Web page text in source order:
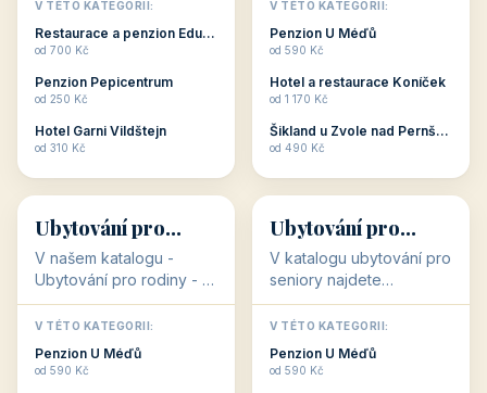
dovolenou přímo
souvisejí. Aktivní
odpočinek jso...
V TÉTO KATEGORII:
Restaurace a penzion Eduard
od 700 Kč
Penzion Pepicentrum
od 250 Kč
Hotel Garni Vildštejn
od 310 Kč
cenově dostupné
ubytování v ČR. Budete
c...
V TÉTO KATEGORII:
Penzion U Méďů
od 590 Kč
Hotel a restaurace Koníček
od 1 170 Kč
Šikland u Zvole nad Pernštejnem
od 490 Kč
👨‍👩‍👧‍👦
👨‍👩‍👧‍👦
34 objektů
Ubytování pro
rodiny
V našem katalogu -
Ubytování pro rodiny -
jsou pro Vás připraveny
objekty, které svojí
polohou či vybaveností,
nabízí klidné ubytování
V TÉTO KATEGORII:
Penzion U Méďů
od 590 Kč
🧓
🧓
33 objektů
Ubytování pro
seniory
V katalogu ubytování pro
seniory najdete
penziony a hotely, které
jsou přizpůsobeny pro
ubytování klientů vyššího
věku. Některé z nich
V TÉTO KATEGORII:
Penzion U Méďů
od 590 Kč